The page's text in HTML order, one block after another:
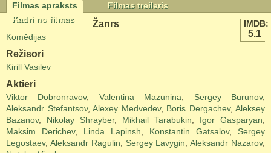
Filmas apraksts
Filmas treileris
Kadri no filmas
IMDB:
5.1
Žanrs
Komēdijas
Režisori
Kirill Vasilev
Aktieri
Viktor Dobronravov, Valentina Mazunina Sergey Burunov,
Aleksandr Stefantsov, Alexey Medvedev, Boris Dergachev, Aleksey
Bazanov, Nikolay Shrayber, Mikhail Tarabukin Igor Gasparyan
Maksim Derichev, Linda Lapinsh Konstantin Gatsalov, Sergey
Legostaev, Aleksandr Ragulin Sergey Lavygin ,Aleksandr Nazarov,